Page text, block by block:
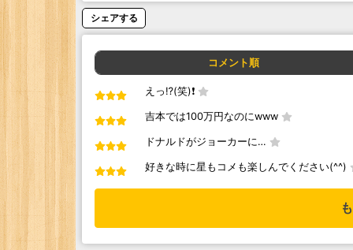
シェアする
コメント順
えっ⁉️(笑)❗
吉本では100万円なのにwww
ドナルドがジョーカーに…
好きな時に星もコメも楽しんでください(^^)